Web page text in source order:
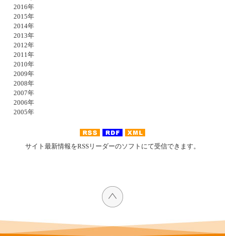
2016年
2015年
2014年
2013年
2012年
2011年
2010年
2009年
2008年
2007年
2006年
2005年
サイト最新情報をRSSリーダーのソフトにて受信できます。